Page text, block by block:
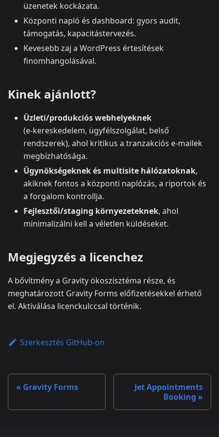
üzenetek kockázata.
Központi napló és dashboard: gyors audit,
támogatás, kapacitástervezés.
Kevesebb zaj a WordPress értesítések
finomhangolásával.
Kinek ajánlott?
Üzleti/produkciós webhelyeknek
(e‑kereskedelem, ügyfélszolgálat, belső
rendszerek), ahol kritikus a tranzakciós e‑mailek
megbízhatósága.
Ügynökségeknek és multisite hálózatoknak,
akiknek fontos a központi naplózás, a riportok és
a forgalom kontrollja.
Fejlesztői/staging környezeteknek, ahol
minimalizálni kell a véletlen küldéseket.
Megjegyzés a licenchez
A bővítmény a Gravity ökoszisztéma része, és
meghatározott Gravity Forms előfizetésekkel érhető
el. Aktiválása licenckulccsal történik.
Szerkesztés GitHub-on
Gravity Forms
Jet Appointments
Booking